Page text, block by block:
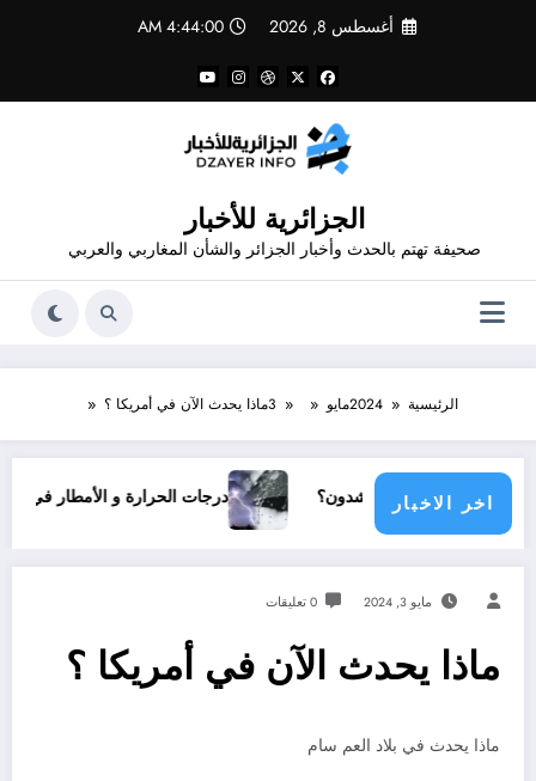
أغسطس 8, 2026 4:44:00 AM
الجزائرية للأخبار
صحيفة تهتم بالحدث وأخبار الجزائر والشأن المغاربي والعربي
الرئيسية 2024مايو 3ماذا يحدث الآن في أمريكا ؟
اخر الاخبار
دولي يناشدون؟ درجات الحرارة و الأمطار في سبتمبر 2026 في الجزائر
مايو 3, 2024 0 تعليقات
ماذا يحدث الآن في أمريكا ؟
ماذا يحدث في بلاد العم سام